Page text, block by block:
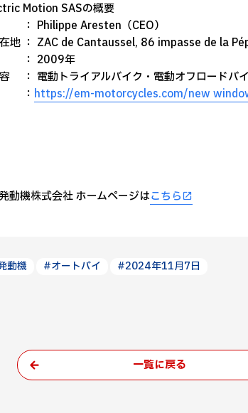
Motion SASの概要
： Philippe Aresten（CEO）
地 ： ZAC de Cantaussel, 86 impasse de la
： 2009年
： 電動トライアルバイク・電動オフロードバ
： https://em-motorcycles.com/new
動機株式会社 ホームページはこちら
動機 #オートバイ #2024年11月7日
一覧に戻る